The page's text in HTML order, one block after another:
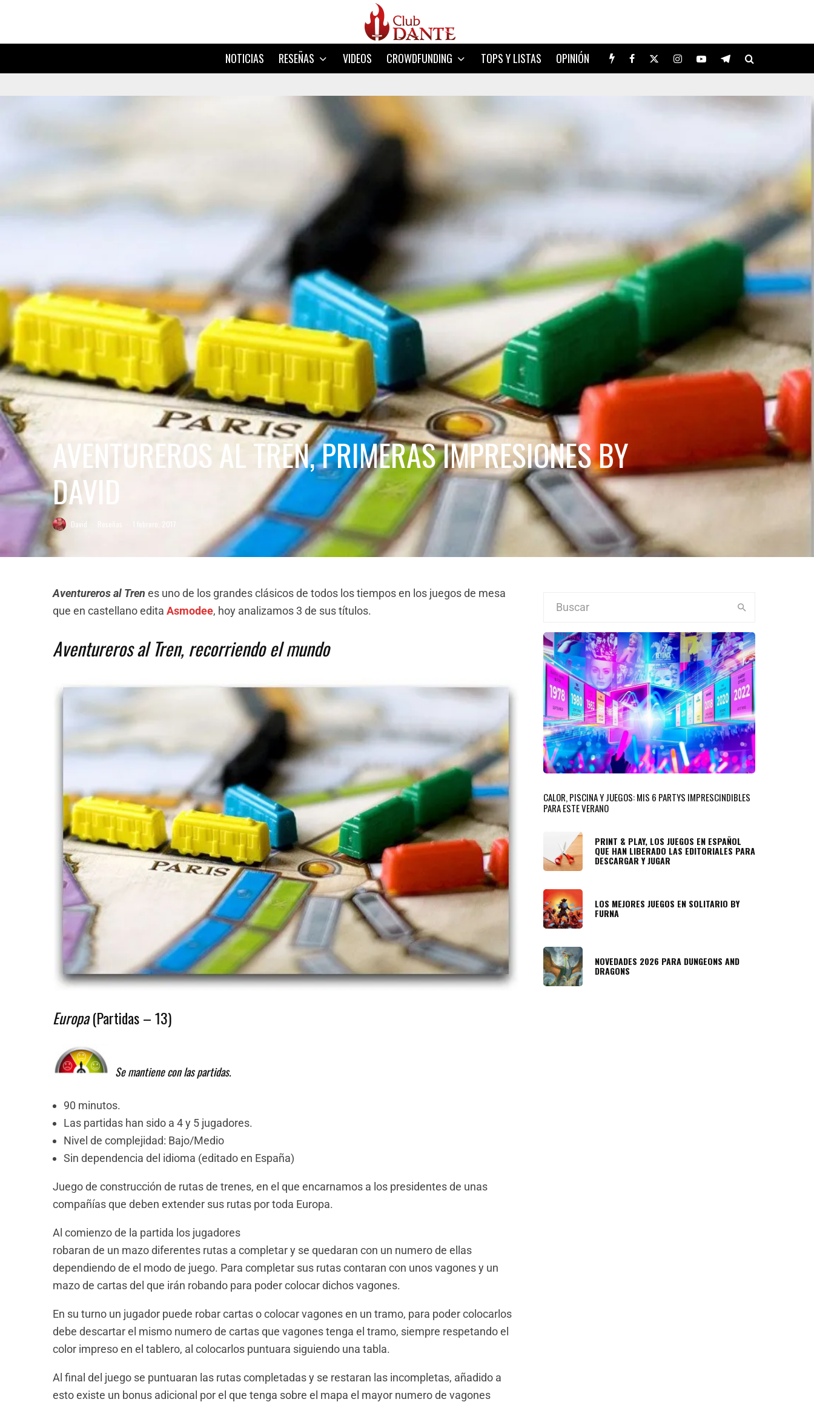
NOTICIAS RESEÑAS VIDEOS CROWDFUNDING TOPS Y LISTAS OPINIÓN
AVENTUREROS AL TREN, PRIMERAS IMPRESIONES BY
DAVID
David · 1 febrero, 2017
Aventureros al Tren es uno de los grandes clásicos de todos los tiempos en los juegos de mesa
que en castellano edita Asmodee, hoy analizamos 3 de sus títulos.
Aventureros al Tren, recorriendo el mundo
Europa(Partidas – 13)
Se mantiene con las partidas.
90 minutos.
Las partidas han sido a 4 y 5 jugadores.
Nivel de complejidad: Bajo/Medio
Sin dependencia del idioma (editado en España)
Juego de construcción de rutas de trenes, en el que encarnamos a los presidentes de unas
compañías que deben extender sus rutas por toda Europa.
Al comienzo de la partida los jugadores
robaran de un mazo diferentes rutas a completar y se quedaran con un numero de ellas
dependiendo de el modo de juego. Para completar sus rutas contaran con unos vagones y un
mazo de cartas del que irán robando para poder colocar dichos vagones.
En su turno un jugador puede robar cartas o colocar vagones en un tramo, para poder colocarlos
debe descartar el mismo numero de cartas que vagones tenga el tramo, siempre respetando el
color impreso en el tablero, al colocarlos puntuara siguiendo una tabla.
Al final del juego se puntuaran las rutas completadas y se restaran las incompletas, añadido a
esto existe un bonus adicional por el que tenga sobre el mapa el mayor numero de vagones
CALOR, PISCINA Y JUEGOS: MIS 6 PARTYS IMPRESCINDIBLES
PARA ESTE VERANO
PRINT & PLAY, LOS JUEGOS EN ESPAÑOL
QUE HAN LIBERADO LAS EDITORIALES PARA
DESCARGAR Y JUGAR
LOS MEJORES JUEGOS EN SOLITARIO BY
FURNA
NOVEDADES 2026 PARA DUNGEONS AND
DRAGONS